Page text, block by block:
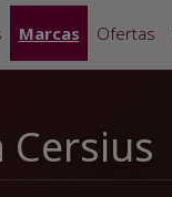
Marcas Ofertas
Cersius